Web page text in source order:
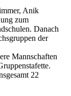
Anik
zum
Danach
der
Mannschaften
22